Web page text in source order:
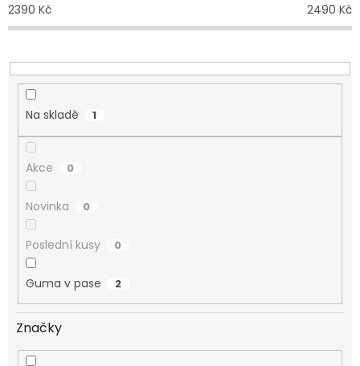
k
t
2390 Kč 2490 Kč
Na skladě 1
Akce 0
Novinka 0
Poslední kusy 0
Guma v pase 2
Značky